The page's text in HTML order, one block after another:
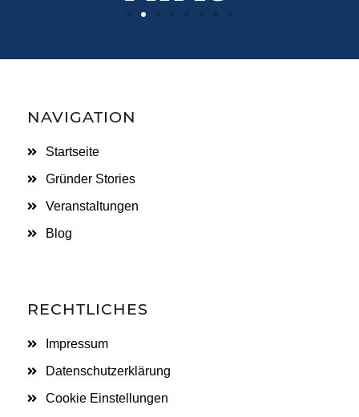
NAVIGATION
Startseite
Gründer Stories
Veranstaltungen
Blog
RECHTLICHES
Impressum
Datenschutzerklärung
Cookie Einstellungen